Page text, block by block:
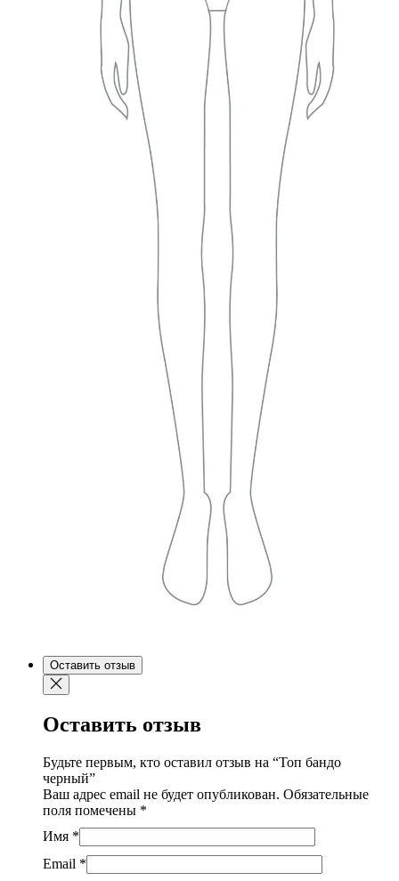
Оставить отзыв
Оставить отзыв
Будьте первым, кто оставил отзыв на “Топ бандо
черный”
Ваш адрес email не будет опубликован. Обязательные
поля помечены *
Имя *
Email *